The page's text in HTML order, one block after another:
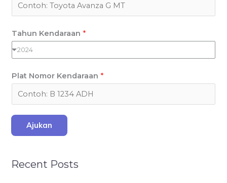
Tahun Kendaraan *
2024
Plat Nomor Kendaraan *
Ajukan
Recent Posts